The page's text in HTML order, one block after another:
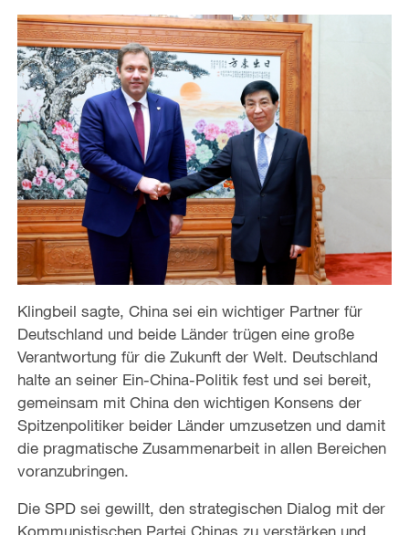
Klingbeil sagte, China sei ein wichtiger Partner für
Deutschland und beide Länder trügen eine große
Verantwortung für die Zukunft der Welt. Deutschland
halte an seiner Ein-China-Politik fest und sei bereit,
gemeinsam mit China den wichtigen Konsens der
Spitzenpolitiker beider Länder umzusetzen und damit
die pragmatische Zusammenarbeit in allen Bereichen
voranzubringen.
Die SPD sei gewillt, den strategischen Dialog mit der
Kommunistischen Partei Chinas zu verstärken und